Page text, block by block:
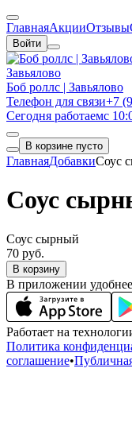
ГлавнаяАкцииОтзывы
Войти
Завьялово
Боб роллс | Завьялово
Телефон для связи+7
Сегодня работаемс
В корзине пусто
ГлавнаяДобавкиСоус
Соус
Соус сырный
70 руб.
В корзину
В приложении удобнее
Работает на
Политика
соглашение•